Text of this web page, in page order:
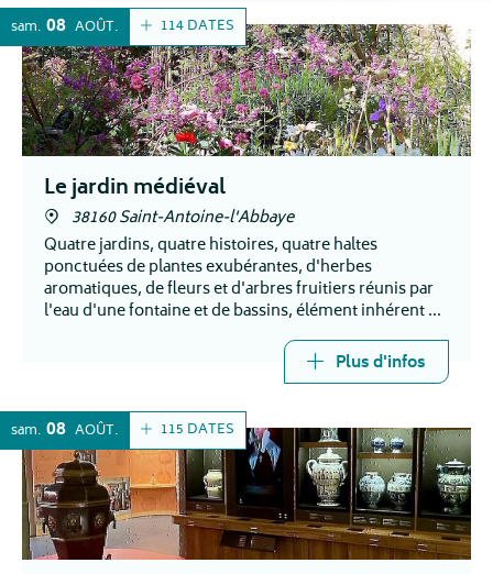
114 DATES
sam. 08 AOÛT
Le jardin médiéval
38160 Saint-Antoine-l'Abbaye
Quatre jardins, quatre histoires, quatre haltes
ponctuées de plantes exubérantes, d'herbes
aromatiques, de fleurs et d'arbres fruitiers réunis par
l'eau d'une fontaine et de bassins, élément inhérent et
fondateur de l'essence même du jardin.
Plus d'infos
115 DATES
sam. 08 AOÛT